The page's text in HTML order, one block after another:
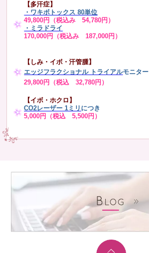
【多汗症】
・ ワキボトックス 80単位
49,800円（税込み 54,780円）
・ミラドライ
170,000円（税込み 187,000円）
【しみ・イボ・汗管腫】
エッジフラクショナル トライアルモニター
29,800円（税込 32,780円）
【イボ・ホクロ】
CO2レーザー 1ミリ につき
5,000円（税込 5,500円）